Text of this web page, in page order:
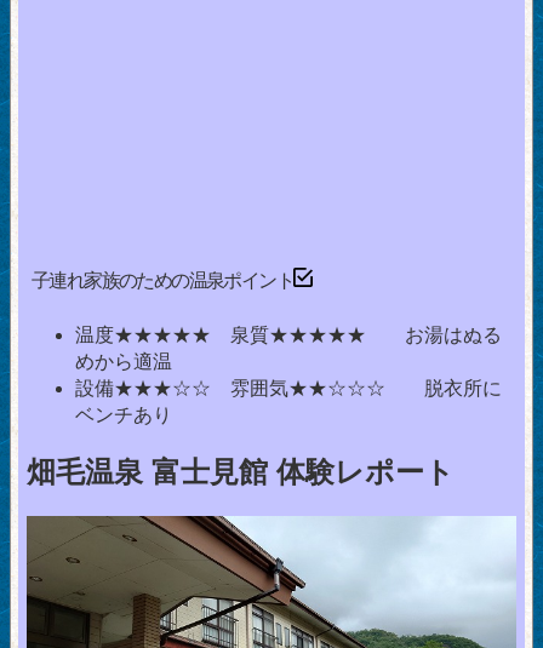
子連れ家族のための温泉ポイント
温度★★★★★ 泉質★★★★★ お湯はぬる
めから適温
設備★★★☆☆ 雰囲気★★☆☆☆ 脱衣所に
ベンチあり
畑毛温泉 富士見館 体験レポート